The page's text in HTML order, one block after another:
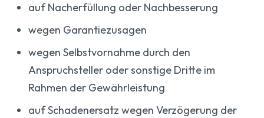
auf Nacherfüllung oder Nachbesserung
wegen Garantiezusagen
wegen Selbstvornahme durch den
Anspruchsteller oder sonstige Dritte im
Rahmen der Gewährleistung
auf Schadenersatz wegen Verzögerung der